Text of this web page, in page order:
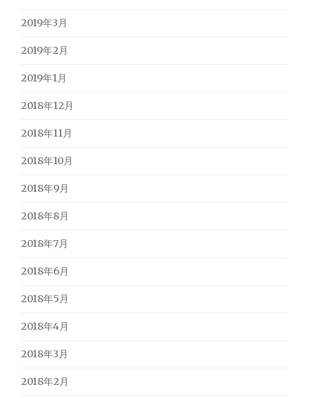
2019年3月
2019年2月
2019年1月
2018年12月
2018年11月
2018年10月
2018年9月
2018年8月
2018年7月
2018年6月
2018年5月
2018年4月
2018年3月
2018年2月